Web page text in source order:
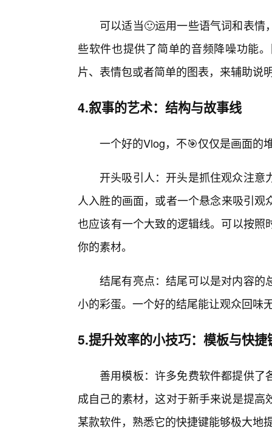
可以适当🙂运用一些语气词和表
些软件也提供了简单的音频降噪功能
片、表情包或者简单的图表，来辅助说
4.叙事的艺术：结构与故事线
一个好的Vlog，不🎯仅仅是画面的
开头吸引人：开头是抓住观众注
人入胜的画面，或者一个悬念来吸引
也应该有一个大致的逻辑线。可以按
你的素材。
结尾有亮点：结尾可以是对内容的
小的彩蛋。一个好的结尾能让观众回味
5.提升效率的小技巧：模板与快捷
善用模板：许多免费软件都提供
成自己的素材，这对于新手来说是提
某款软件，熟悉它的快捷键能够极大地